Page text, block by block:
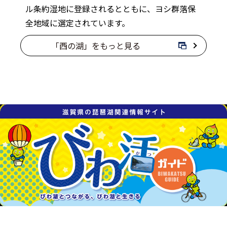
ル条約湿地に登録されるとともに、ヨシ群落保
全地域に選定されています。
「西の湖」をもっと見る